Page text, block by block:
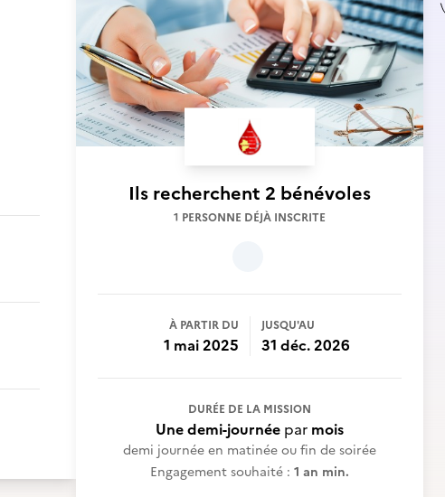
Ils recherchent 2 bénévoles
1 PERSONNE DÉJÀ INSCRITE
À PARTIR DU
1 mai 2025
JUSQU'AU
31 déc. 2026
DURÉE DE LA MISSION
Une demi-journée par mois
demi journée en matinée ou fin de soirée
Engagement souhaité : 1 an min.